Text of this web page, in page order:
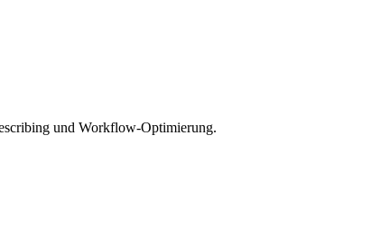
und Workflow-Optimierung.